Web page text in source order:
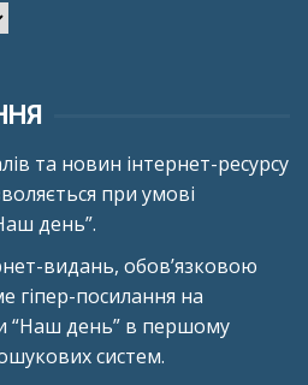
та новин інтернет-ресурсу
при умові
день”.
видань, обов’язковою
гіпер-посилання на
“Наш день” в першому
систем.